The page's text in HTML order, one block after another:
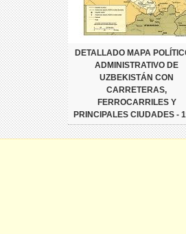
DETALLADO MAPA
ADMINISTRATIVO DE
UZBEKISTÁN CON
CARRETERAS,
FERROCARRILES Y
PRINCIPALES CIUDADES -